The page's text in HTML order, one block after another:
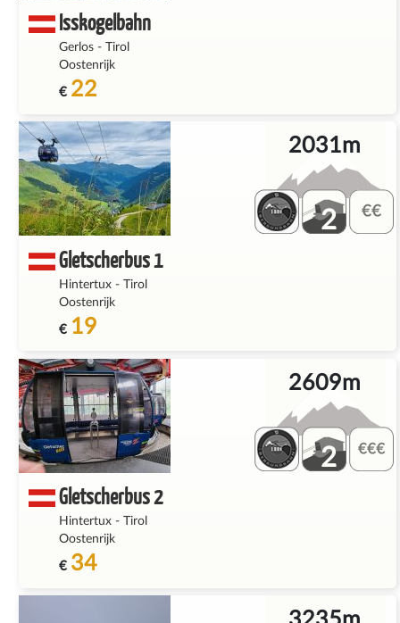
Isskogelbahn
Gerlos-
Tirol
Oostenrijk
€ 22
Gletscherbus 1
Hintertux- Tirol
Oostenrijk
€ 19
2031m
2
Gletscherbus 2
Hintertux-
Tirol
Oostenrijk
€ 34
2609m
2